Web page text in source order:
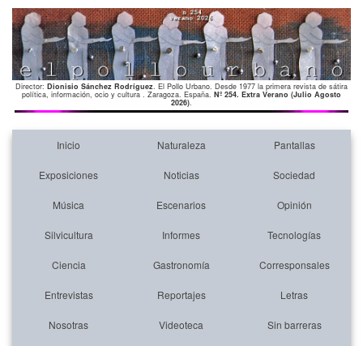
Director: Dionisio Sánchez Rodríguez. El Pollo Urbano. Desde 1977 la primera revista de sátira
política, información, ocio y cultura . Zaragoza. España. Nº 254. Extra Verano (Julio Agosto
2026).
Inicio Naturaleza Pantallas
Exposiciones Noticias Sociedad
Música Escenarios Opinión
Silvicultura Informes Tecnologías
Ciencia Gastronomía Corresponsales
Entrevistas Reportajes Letras
Nosotras Videoteca Sin barreras